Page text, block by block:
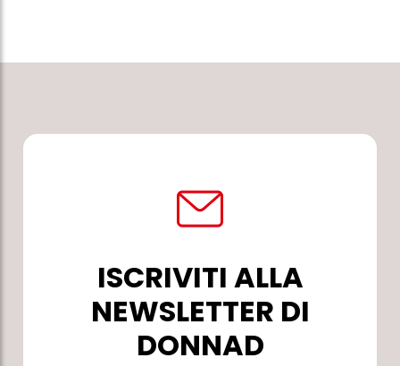
ISCRIVITI ALLA
NEWSLETTER DI
DONNAD